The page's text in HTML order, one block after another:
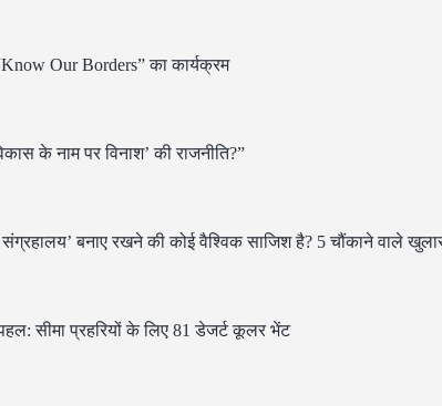
Our Borders” का कार्यक्रम
के नाम पर विनाश’ की राजनीति?”
संग्रहालय’ बनाए रखने की कोई वैश्विक साजिश है? 5 चौंकाने वाले
सीमा प्रहरियों के लिए 81 डेजर्ट कूलर भेंट